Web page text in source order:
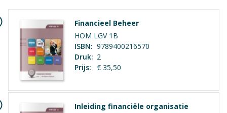
Niveau
Financieel Beheer
HOM LGV 1B
ISBN: 9789400216570
Druk: 2
Prijs:
€ 35,50
Inleiding financiële organisatie